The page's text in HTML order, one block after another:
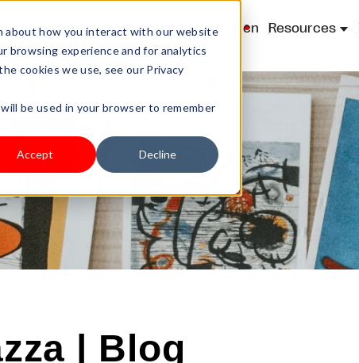
about how you interact with our website
browsing experience and for analytics
cookies we use, see our Privacy
be used in your browser to remember
Accept Decline
Shoplazza.cn Resources
| Blog